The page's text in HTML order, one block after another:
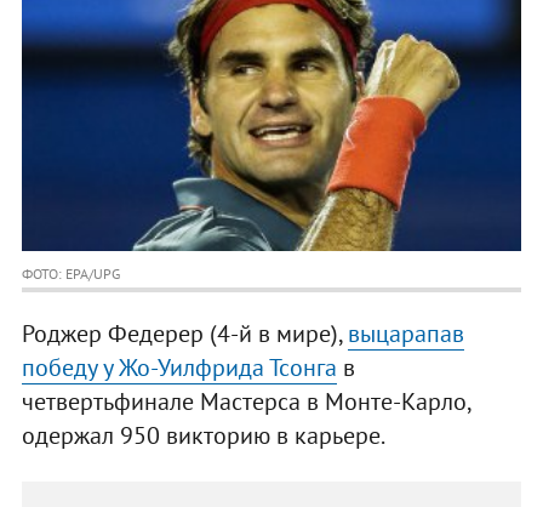
ФОТО: EPA/UPG
Роджер Федерер (4-й в мире),выцарапав
победу у Жо-Уилфрида Тсонга в
четвертьфинале Мастерса в Монте-Карло,
одержал 950 викторию в карьере.